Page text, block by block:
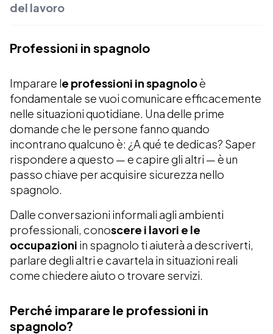
del lavoro
Professioni in spagnolo
Imparare le professioni in spagnoloè
fondamentale se vuoi comunicare efficacemente
nelle situazioni quotidiane. Una delle prime
domande che le persone fanno quando
incontrano qualcuno è: ¿A qué te dedicas? Saper
rispondere a questo — e capire gli altri — è un
passo chiave per acquisire sicurezza nello
spagnolo.
Dalle conversazioni informali agli ambienti
professionali, conoscere i lavori e le
occupazioni in spagnolo ti aiuterà a descriverti,
parlare degli altri e cavartela in situazioni reali
come chiedere aiuto o trovare servizi.
Perché imparare le professioni in
spagnolo?